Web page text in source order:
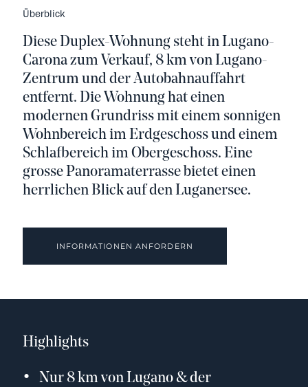
Überblick
Diese Duplex-Wohnung steht in Lugano-
Carona zum Verkauf, 8 km von Lugano-
Zentrum und der Autobahnauffahrt
entfernt. Die Wohnung hat einen
modernen Grundriss mit einem sonnigen
Wohnbereich im Erdgeschoss und einem
Schlafbereich im Obergeschoss. Eine
grosse Panoramaterrasse bietet einen
herrlichen Blick auf den Luganersee.
INFORMATIONEN ANFORDERN
Highlights
Nur 8 km von Lugano & der